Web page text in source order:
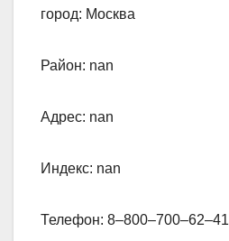
город: Москва
Район: nan
Адрес: nan
Индекс: nan
Телефон: 8‒800‒700‒62‒41